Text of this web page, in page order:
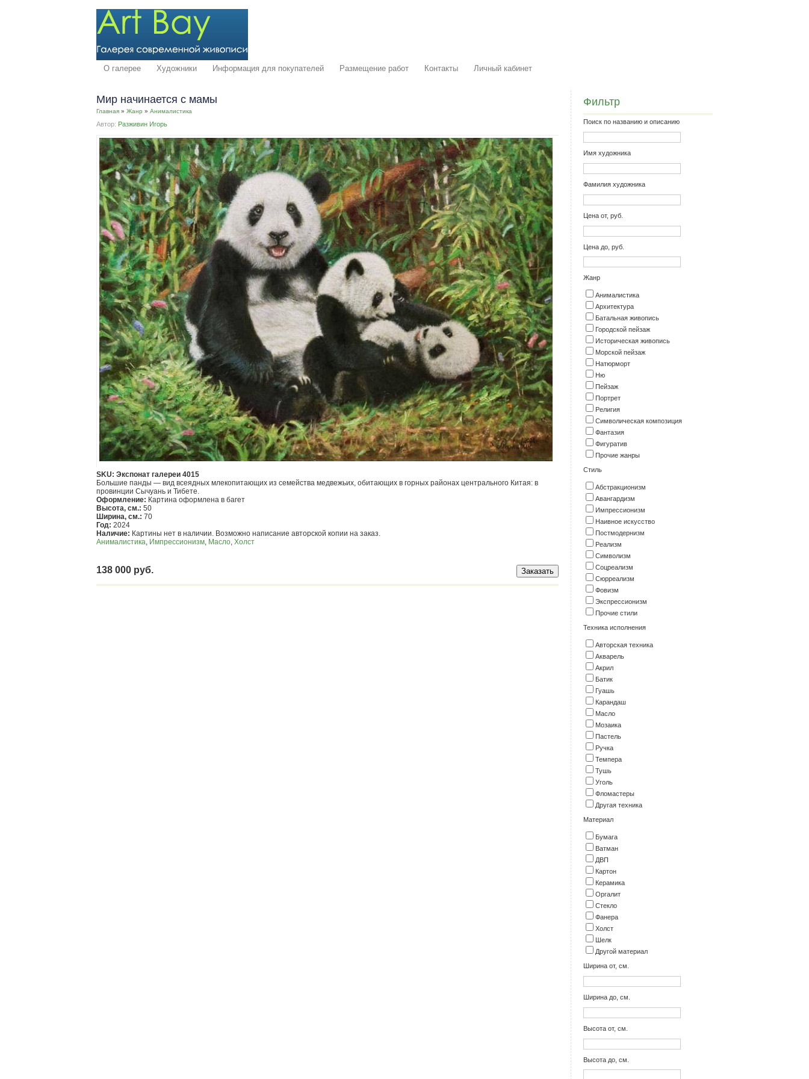
О галерее Художники Информация для покупателей Размещение работ Контакты Личный кабинет
Мир начинается с мамы
Главная » Жанр » Анималистика
Автор: Разживин Игорь
SKU: Экспонат галереи 4015
Большие панды — вид всеядных млекопитающих из семейства медвежьих, обитающих в горных районах центрального Китая: в
провинции Сычуань и Тибете.
Оформление: Картина оформлена в багет
Высота, см.: 50
Ширина, см.: 70
Год: 2024
Наличие: Картины нет в наличии. Возможно написание авторской копии на заказ.
Анималистика Импрессионизм Масло Холст
138 000 руб.
Фильтр
Поиск по названию и описанию
Имя художника
Фамилия художника
Цена от, руб.
Цена до, руб.
Жанр
Анималистика
Архитектура
Батальная живопись
Городской пейзаж
Историческая живопись
Морской пейзаж
Натюрморт
Ню
Пейзаж
Портрет
Религия
Символическая композиция
Фантазия
Фигуратив
Прочие жанры
Стиль
Абстракционизм
Авангардизм
Импрессионизм
Наивное искусство
Постмодернизм
Реализм
Символизм
Соцреализм
Сюрреализм
Фовизм
Экспрессионизм
Прочие стили
Техника исполнения
Авторская техника
Акварель
Акрил
Батик
Гуашь
Карандаш
Масло
Мозаика
Пастель
Ручка
Темпера
Тушь
Уголь
Фломастеры
Другая техника
Материал
Бумага
Ватман
ДВП
Картон
Керамика
Оргалит
Стекло
Фанера
Холст
Шелк
Другой материал
Ширина от, см.
Ширина до, см.
Высота от, см.
Высота до, см.